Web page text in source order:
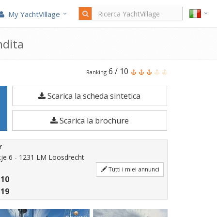
My YachtVillage
Il
Westhinder
52
è
una
Barca
vela
Ranking 6 / 10
Scarica la scheda sintetica
Scarica la brochure
6 - 1231 LM Loosdrecht
Tutti i miei annunci